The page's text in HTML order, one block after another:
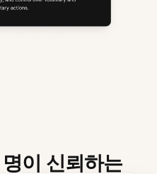
이 신뢰하는